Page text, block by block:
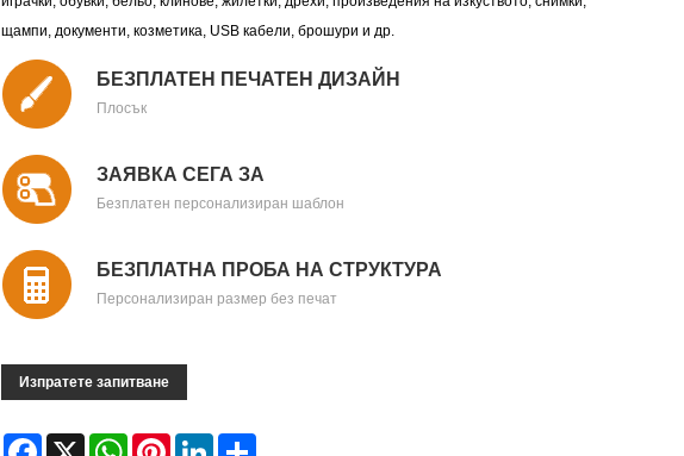
щампи, документи, козметика, USB кабели, брошури и др.
БЕЗПЛАТЕН ПЕЧАТЕН ДИЗАЙН
Плосък
ЗАЯВКА СЕГА ЗА
Безплатен персонализиран шаблон
БЕЗПЛАТНА ПРОБА НА СТРУКТУРА
Персонализиран размер без печат
Изпратете запитване
Facebook WhatsAppPinterestLinkedIn